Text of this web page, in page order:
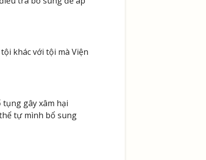
khác với tội mà Viện
gây xâm hại
tự mình bổ sung